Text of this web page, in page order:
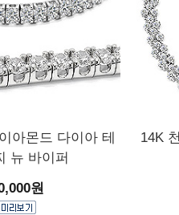
아몬드 다이아 테
뉴 바이퍼
원
14K